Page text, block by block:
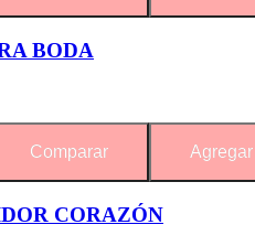
BODA
Comparar
CORAZÓN